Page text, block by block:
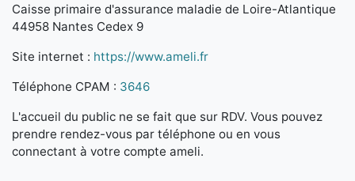
Caisse primaire d'assurance maladie de Loire-Atlantique
44958 Nantes Cedex 9
Site internet : https://www.ameli.fr
Téléphone CPAM : 3646
L'accueil du public ne se fait que sur RDV. Vous pouvez
prendre rendez-vous par téléphone ou en vous
connectant à votre compte ameli.